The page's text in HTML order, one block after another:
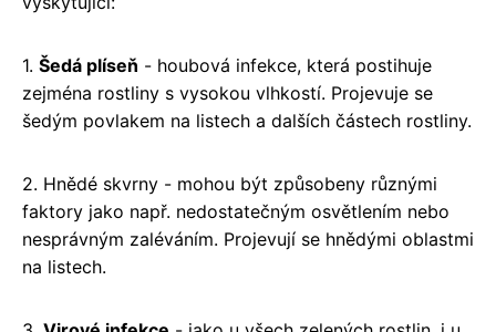
1. Šedá plíseň - houbová infekce, která postihuje
zejména rostliny s vysokou vlhkostí. Projevuje se
šedým povlakem na listech a dalších částech rostliny.
2. Hnědé skvrny - mohou být způsobeny různými
faktory jako např. nedostatečným osvětlením nebo
nesprávným zaléváním. Projevují se hnědými oblastmi
na listech.